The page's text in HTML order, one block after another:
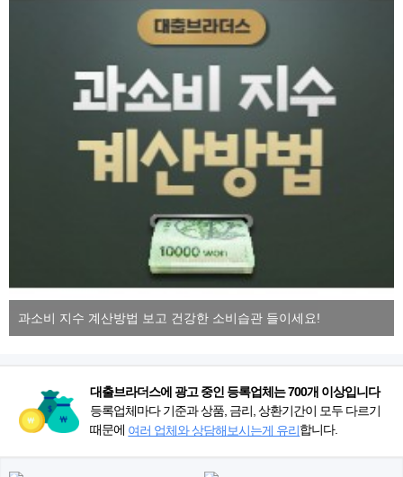
과소비 지수 계산방법 보고 건강한 소비습관 들이세요!
대출브라더스에 광고 중인 등록업체는 700개 이상입니다
등록업체마다 기준과 상품, 금리, 상환기간이 모두 다르기
때문에 여러 업체와 상담해보시는게 유리합니다.